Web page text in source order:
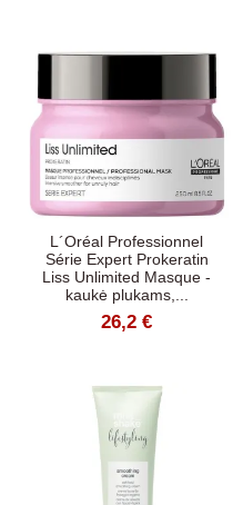
L´Oréal Professionnel
Série Expert Prokeratin
Liss Unlimited Masque -
kaukė plukams,...
26,2 €